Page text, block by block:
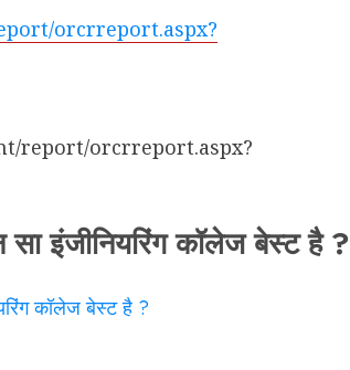
orcrreport.aspx?
report/orcrreport.aspx?
इंजीनियरिंग कॉलेज बेस्ट है ?
कॉलेज बेस्ट है ?